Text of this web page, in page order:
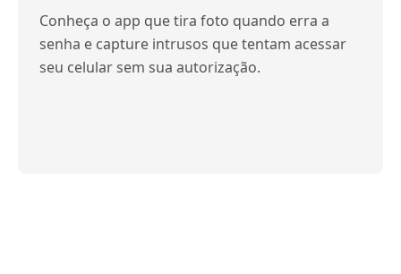
Conheça o app que tira foto quando erra a
senha e capture intrusos que tentam acessar
seu celular sem sua autorização.